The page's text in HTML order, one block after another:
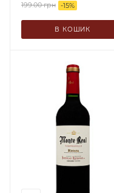
199.00грн -15%
В КОШИК